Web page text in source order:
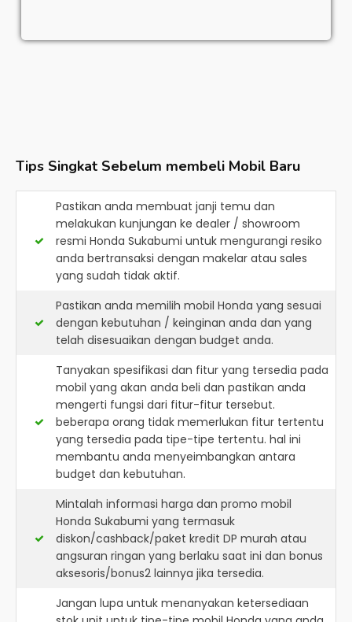
Tips Singkat Sebelum membeli Mobil Baru
Pastikan anda membuat janji temu dan
melakukan kunjungan ke dealer / showroom
resmi Honda Sukabumi untuk mengurangi resiko
anda bertransaksi dengan makelar atau sales
yang sudah tidak aktif.
Pastikan anda memilih mobil Honda yang sesuai
dengan kebutuhan / keinginan anda dan yang
telah disesuaikan dengan budget anda.
Tanyakan spesifikasi dan fitur yang tersedia pada
mobil yang akan anda beli dan pastikan anda
mengerti fungsi dari fitur-fitur tersebut.
beberapa orang tidak memerlukan fitur tertentu
yang tersedia pada tipe-tipe tertentu. hal ini
membantu anda menyeimbangkan antara
budget dan kebutuhan.
Mintalah informasi harga dan promo mobil
Honda Sukabumi yang termasuk
diskon/cashback/paket kredit DP murah atau
angsuran ringan yang berlaku saat ini dan bonus
aksesoris/bonus2 lainnya jika tersedia.
Jangan lupa untuk menanyakan ketersediaan